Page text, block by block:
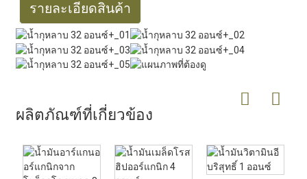
รายละเอียดสินค้า
ผลิตภัณฑ์ที่เกี่ยวข้อง